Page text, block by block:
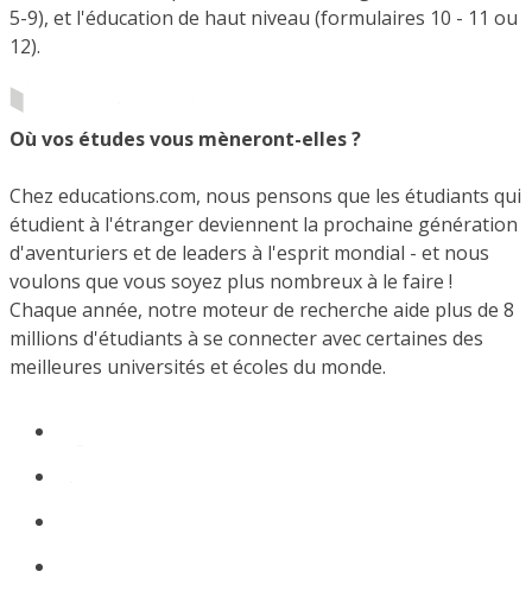
5-9), et l'éducation de haut niveau (formulaires 10 - 11 ou
12).
Où vos études vous mèneront-elles ?
Chez educations.com, nous pensons que les étudiants qui
étudient à l'étranger deviennent la prochaine génération
d'aventuriers et de leaders à l'esprit mondial - et nous
voulons que vous soyez plus nombreux à le faire !
Chaque année, notre moteur de recherche aide plus de 8
millions d'étudiants à se connecter avec certaines des
meilleures universités et écoles du monde.